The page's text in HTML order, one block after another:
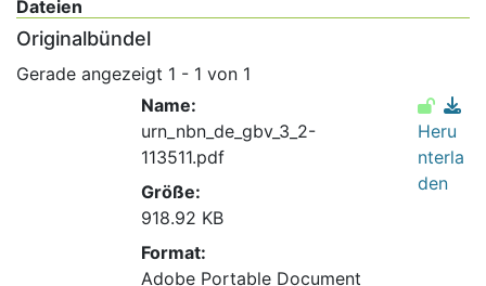
Dateien
Originalbündel
Gerade angezeigt 1 - 1 von 1
Name:
urn_nbn_de_gbv_3_2-
113511.pdf
Größe:
918.92 KB
Format:
Adobe Portable Document
Heru
nterla
den